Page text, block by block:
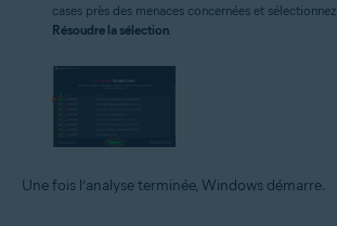
cases près des menaces concernées et sélectionnez
Résoudre la sélection
Une fois l’analyse terminée, Windows démarre.